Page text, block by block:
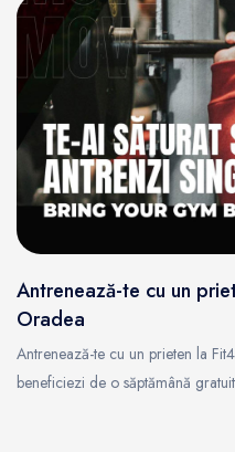
Antrenează-te cu un
Oradea
Antrenează-te cu un prieten la
beneficiezi de o săptămână